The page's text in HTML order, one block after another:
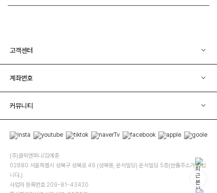
고객센터
계좌번호
커뮤니티
(주)클릭앤퍼니/김예중
02880 서울특별시 성북구 성북로 49 (성북동, 운석빌딩) 운석빌딩 5층(반품주소가 아닙
니다.)
사업자 등록번호 209-81-43420